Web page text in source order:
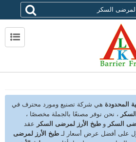
هي شركة تصنيع ومورد محترف في
، نحن نوفر مصنعًا بالجملة مخصصًا ،
السكر و طبخ الأرز لمرضى السكر عقد
على أفضل عرض أسعار لـ طبخ الأرز لمرضى